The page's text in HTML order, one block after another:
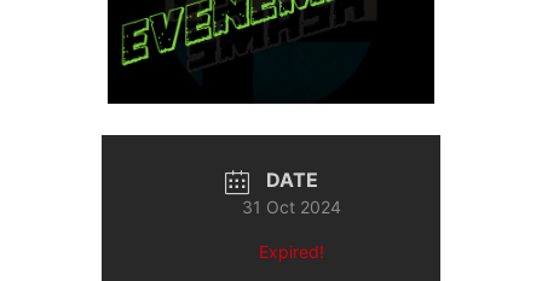
DATE
31 Oct 2024
Expired!